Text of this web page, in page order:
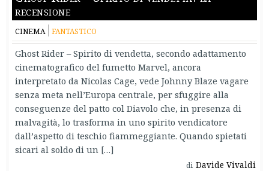
recensione
CINEMA FANTASTICO
Ghost Rider – Spirito di vendetta, secondo adattamento
cinematografico del fumetto Marvel, ancora
interpretato da Nicolas Cage, vede Johnny Blaze vagare
senza meta nell’Europa centrale, per sfuggire alla
conseguenze del patto col Diavolo che, in presenza di
malvagità, lo trasforma in uno spirito vendicatore
dall’aspetto di teschio fiammeggiante. Quando spietati
sicari al soldo di un […]
di Davide Vivaldi